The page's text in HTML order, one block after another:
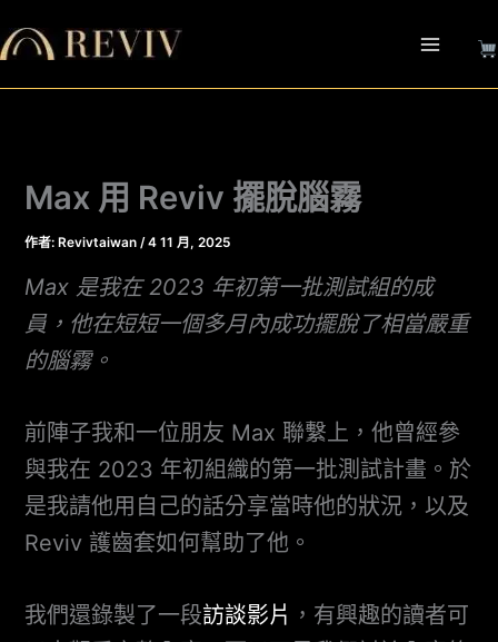
至
主
要
Max 用 Reviv 擺脫腦霧
作者: Revivtaiwan/4 11 月, 2025
Max 是我在 2023 年初第一批測試組的成
員，他在短短一個多月內成功擺脫了相當嚴重
的腦霧。
前陣子我和一位朋友 Max 聯繫上，他曾經參
與我在 2023 年初組織的第一批測試計畫。於
是我請他用自己的話分享當時他的狀況，以及
Reviv 護齒套如何幫助了他。
我們還錄製了一段訪談影片 ，有興趣的讀者可